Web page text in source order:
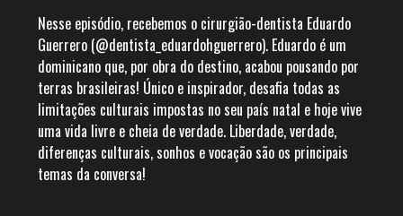
Nesse episódio, recebemos o cirurgião-dentista Eduardo
Guerrero (@dentista_eduardohguerrero). Eduardo é um
dominicano que, por obra do destino, acabou pousando por
terras brasileiras! Único e inspirador, desafia todas as
limitações culturais impostas no seu país natal e hoje vive
uma vida livre e cheia de verdade. Liberdade, verdade,
diferenças culturais, sonhos e vocação são os principais
temas da conversa!